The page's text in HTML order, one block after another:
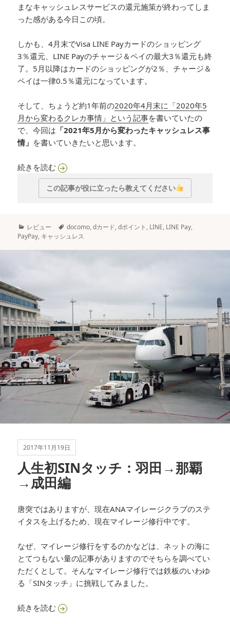
まなキャッシュレスサービスの還元施策が終わってしま
った感がある今日この頃。
しかも、4月末でVisa LINE Payカードのショッピング
3％還元、LINE Payのチャージ＆ペイの最大3％還元も終
了。5月以降はカードのショッピングが2％、チャージ＆
ペイは一律0.5％還元になっています。
そして、ちょうど約1年前の2020年4月末に「2020年5
月から変わるクレカ事情」という記事を書いていたの
で、今回は 「2021年5月から変わったキャッシュレス事
情」 を書いていきたいと思います。
続きを読むd払い＋dカードが暫定1位：2021年5月から変わ
この記事が役に立ったら教えてください
カ
テ
レビュー
タ
グ
docomo,dカード,dポイント , LINE, LINE Pay,
PayPay, キャッシュレス
2017年11月19日
人生初SINタッチ：羽田→那覇
→成田編
唐突ではありますが、現在ANAマイレージクラブのステ
イタスを上げるため、現在マイレージ修行中です。
なぜ、マイレージ修行をするのかなどは、ネットの海に
とてつもない量の記事がありますのでそちらを調べてい
ただくとして。そんなマイレージ修行では鉄板のいわゆ
る「SINタッチ」に挑戦してみました。
続きを読む人生初SINタッチ：羽田→那覇→成田編